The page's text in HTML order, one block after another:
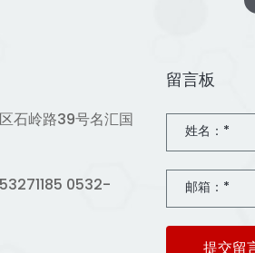
石岭路39号名汇国
0532-
留言板